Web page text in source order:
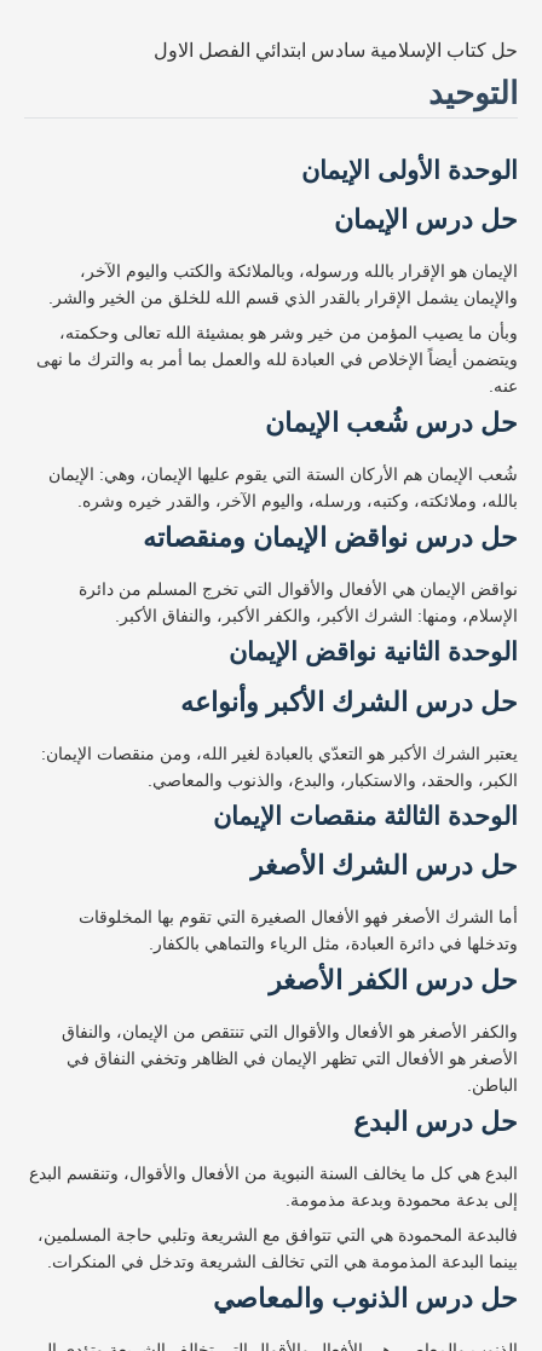
حل كتاب الإسلامية سادس ابتدائي الفصل الاول
التوحيد
الوحدة الأولى الإيمان
حل درس الإيمان
الإيمان هو الإقرار بالله ورسوله، وبالملائكة والكتب واليوم الآخر،
والإيمان يشمل الإقرار بالقدر الذي قسم الله للخلق من الخير والشر.
وبأن ما يصيب المؤمن من خير وشر هو بمشيئة الله تعالى وحكمته،
ويتضمن أيضاً الإخلاص في العبادة لله والعمل بما أمر به والترك ما نهى
عنه.
حل درس شُعب الإيمان
شُعب الإيمان هم الأركان الستة التي يقوم عليها الإيمان، وهي: الإيمان
بالله، وملائكته، وكتبه، ورسله، واليوم الآخر، والقدر خيره وشره.
حل درس نواقض الإيمان ومنقصاته
نواقض الإيمان هي الأفعال والأقوال التي تخرج المسلم من دائرة
الإسلام، ومنها: الشرك الأكبر، والكفر الأكبر، والنفاق الأكبر.
الوحدة الثانية نواقض الإيمان
حل درس الشرك الأكبر وأنواعه
يعتبر الشرك الأكبر هو التعدّي بالعبادة لغير الله، ومن منقصات الإيمان:
الكبر، والحقد، والاستكبار، والبدع، والذنوب والمعاصي.
الوحدة الثالثة منقصات الإيمان
حل درس الشرك الأصغر
أما الشرك الأصغر فهو الأفعال الصغيرة التي تقوم بها المخلوقات
وتدخلها في دائرة العبادة، مثل الرياء والتماهي بالكفار.
حل درس الكفر الأصغر
والكفر الأصغر هو الأفعال والأقوال التي تنتقص من الإيمان، والنفاق
الأصغر هو الأفعال التي تظهر الإيمان في الظاهر وتخفي النفاق في
الباطن.
حل درس البدع
البدع هي كل ما يخالف السنة النبوية من الأفعال والأقوال، وتنقسم البدع
إلى بدعة محمودة وبدعة مذمومة.
فالبدعة المحمودة هي التي تتوافق مع الشريعة وتلبي حاجة المسلمين،
بينما البدعة المذمومة هي التي تخالف الشريعة وتدخل في المنكرات.
حل درس الذنوب والمعاصي